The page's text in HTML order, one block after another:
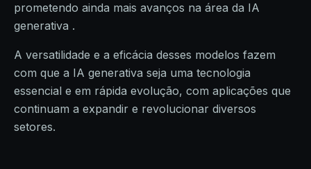
prometendo ainda mais avanços na área da IA
generativa .
A versatilidade e a eficácia desses modelos fazem
com que a IA generativa seja uma tecnologia
essencial e em rápida evolução, com aplicações que
continuam a expandir e revolucionar diversos
setores.